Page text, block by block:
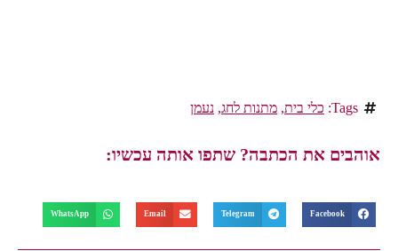
Tags: כלי בית,מתנות לחג,נעמן
אוהבים את הכתבה? שתפו אותה עכשיו:
Facebook
Telegram
Email
WhatsApp